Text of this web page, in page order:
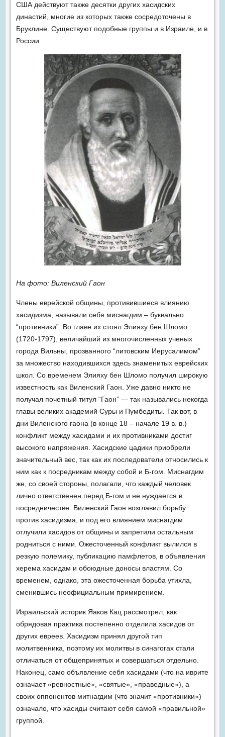
США действуют также десятки других хасидских
династий, многие из которых также сосредоточены в
Бруклине. Существуют подобные группы и в Израиле, и в
России.
На фото: Виленский Гаон
Члены еврейской общины, противившиеся влиянию
хасидизма, называли себя миснагдим – буквально
“противники”. Во главе их стоял Элияху бен Шломо
(1720-1797), величайший из многочисленных ученых
города Вильны, прозванного “литовским Иерусалимом”
за множество находившихся здесь знаменитых еврейских
школ. Со временем Элияху бен Шломо получил широкую
известность как Виленский Гаон. Уже давно никто не
получал почетный титул “Гаон” — так назывались некогда
главы великих академий Суры и Пумбедиты. Так вот, в
дни Виленского гаона (в конце 18 – начале 19 в. в.)
конфликт между хасидами и их противниками достиг
высокого напряжения. Хасидские цадики приобрели
значительный вес, так как их последователи относились к
ним как к посредникам между собой и Б-гом. Миснагдим
же, со своей стороны, полагали, что каждый человек
лично ответственен перед Б-гом и не нуждается в
посредничестве. Виленский Гаон возглавил борьбу
против хасидизма, и под его влиянием миснагдим
отлучили хасидов от общины и запретили остальным
родниться с ними. Ожесточенный конфликт вылился в
резкую полемику, публикацию памфлетов, в объявления
херема хасидам и обоюдные доносы властям. Со
временем, однако, эта ожесточенная борьба утихла,
сменившись неофициальным примирением.
Израильский историк Яаков Кац рассмотрел, как
обрядовая практи­ка постепенно отделила хасидов от
других евреев. Хасидизм принял другой тип
молитвенника, поэтому их молитвы в синагогах стали
отличаться от общепринятых и совершаться отдельно.
Наконец, само объявление себя хасидами (что на иврите
означает «ревностные», «святые», «праведные»), а
своих оппонентов митнагдим (что значит «противники»)
означало, что хасиды считают себя самой «правильной»
группой.